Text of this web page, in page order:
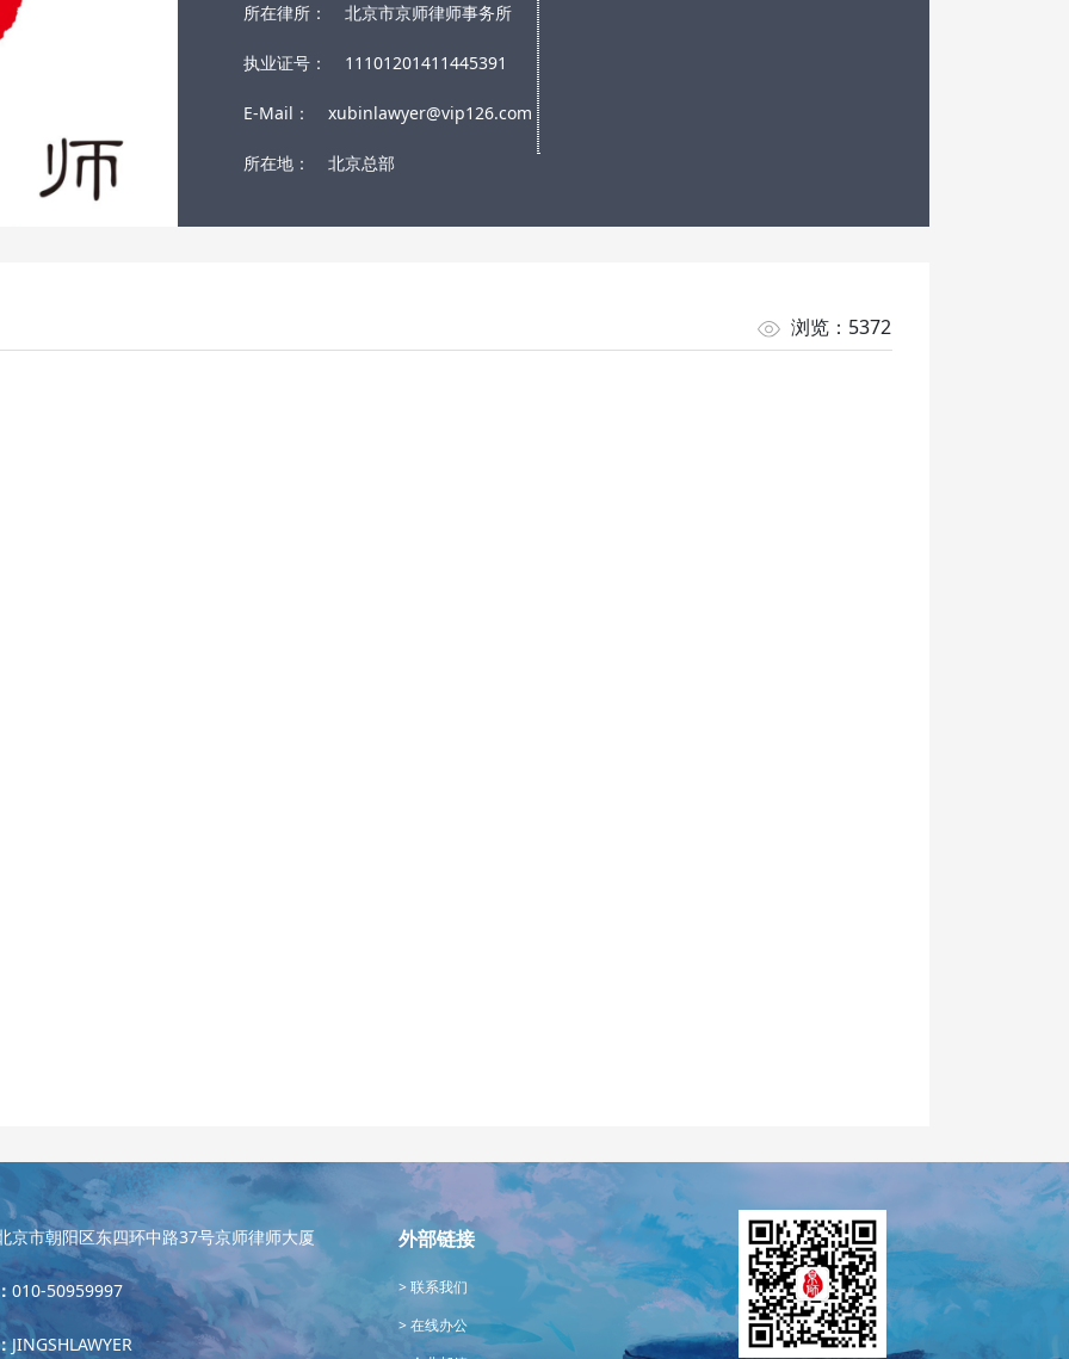
所在律所： 北京市京师律师事务所
执业证号： 11101201411445391
E-Mail： xubinlawyer@vip126.com
所在地： 北京总部
浏览：5372
京市朝阳区东四环中路37号京师律师大厦
010-50959997
JINGSHLAWYER
外部链接
联系我们
在线办公